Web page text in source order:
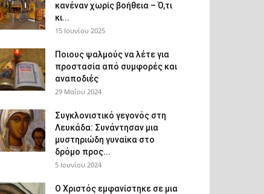
κανέναν χωρίς βοήθεια – Ό,τι
κι...
15 Ιουνίου 2025
Ποιους ψαλμούς να λέτε για
προστασία από συμφορές και
αναποδιές
29 Μαΐου 2024
Συγκλονιστικό γεγονός στη
Λευκάδα: Συνάντησαν μια
μυστηριώδη γυναίκα στο
δρόμο προς...
5 Ιουνίου 2024
Ο Χριστός εμφανίστηκε σε μια